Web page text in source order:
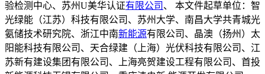
验检测中心、苏州U美华认证有限公司 、 本文件起草单位：智
光绿能（江苏）科技有限公司、苏州大学、南昌大学共青城光
氨储技术研究院、浙江中南新能源有限公司、晶澳（扬州）太
阳能科技有限公司、天合绿建（上海）光伏科技有限公司、江
苏新有建设集团有限公司、上海亮贺建设工程有限公司、首投